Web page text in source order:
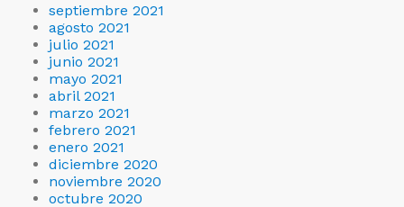
septiembre 2021
agosto 2021
julio 2021
junio 2021
mayo 2021
abril 2021
marzo 2021
febrero 2021
enero 2021
diciembre 2020
noviembre 2020
octubre 2020